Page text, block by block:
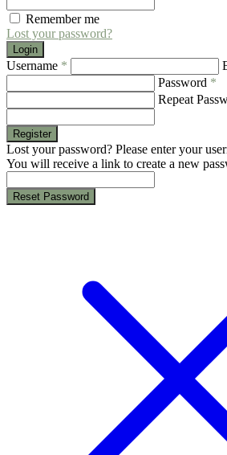
Remember me
Lost your password?
Login
Username *
Password *
Repeat
Register
Lost your password? Please enter your
You will receive a link to create a new
Reset Password